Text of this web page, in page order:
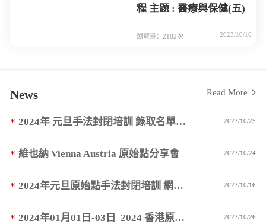
程 主題 : 醫療與保健(五)
瀏覽量：2182次 2023/10/16
News Read More
* 2024年 元旦手法封閉培訓 錄取名單預計 10/10 ~ 10/15 陸續通知 2023/10/25
* 維也納 Vienna Austria 原始點分享會 2023/10/24
* 2024年元旦原始點手法封閉培訓 網路報名公告 2023/10/16
* 2024年01月01日-03日 2024 香港原始點醫學健康講座 網路報名公告 2023/10/26